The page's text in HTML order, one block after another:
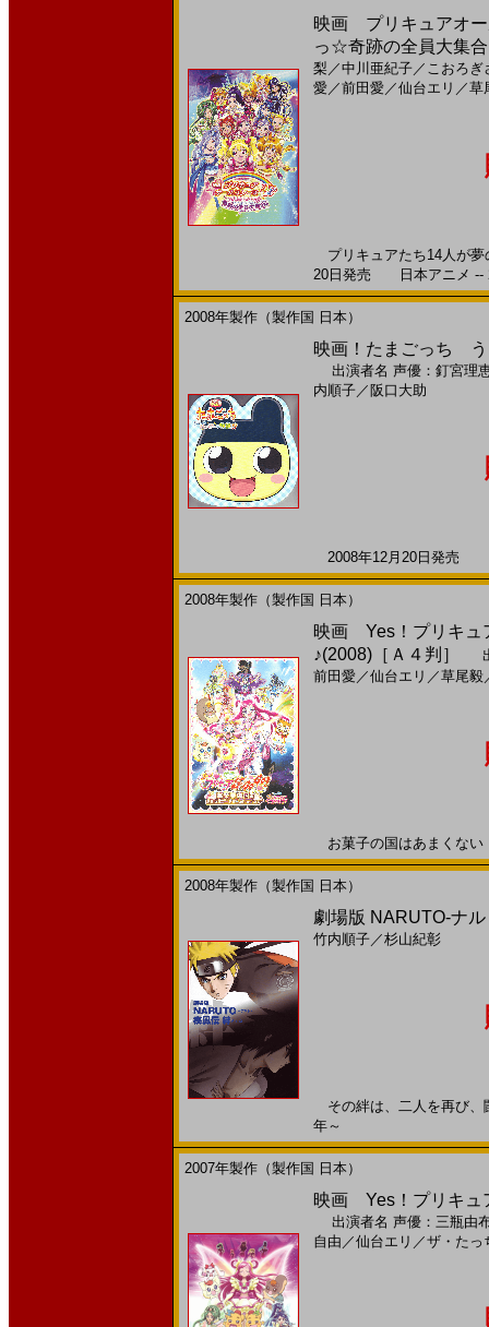
映画 プリキュアオ
っ☆奇跡の全員大集
梨 ／中川亜紀子／ こおろぎ
愛／前田愛／仙台エリ ／草
プリキュアたち14人が夢
20日発売 日本アニメ --
2008年製作（製作国 日本）
映画！たまごっち う
出演者名 声優：釘宮理
内順子／ 阪口大助
2008年12月20日発売
2008年製作（製作国 日本）
映画 Yes！プリキュ
♪(2008)［Ａ４判］
前田愛／仙台エリ ／草尾毅
お菓子の国はあまくな
2008年製作（製作国 日本）
劇場版 NARUTO-ナ
竹内順子／杉山紀彰
その絆は、二人を再び
年～
2007年製作（製作国 日本）
映画 Yes！プリキュ
出演者名 声優：三瓶由
自由 ／仙台エリ ／ザ・たっ